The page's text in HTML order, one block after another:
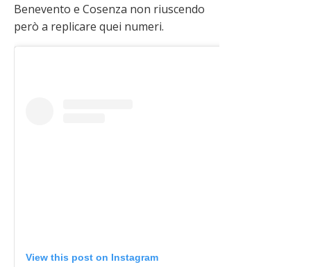
Benevento e Cosenza non riuscendo
però a replicare quei numeri.
View this post on Instagram